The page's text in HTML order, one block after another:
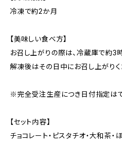
冷凍で約2か月
【美味しい食べ方】
お召し上がりの際は、冷蔵庫で約3
解凍後はその日中にお召し上がりく
※完全受注生産につき日付指定はで
【セット内容】
チョコレート・ピスタチオ・大和茶・